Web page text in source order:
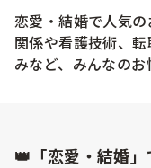
恋愛・結婚で人気
関係や看護技術、
みなど、みんなのお
👑「恋愛・結婚